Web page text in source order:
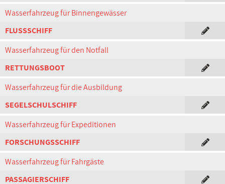
Wasserfahrzeug für Binnengewässer
FLUSSSCHIFF
Wasserfahrzeug für den Notfall
RETTUNGSBOOT
Wasserfahrzeug für die Ausbildung
SEGELSCHULSCHIFF
Wasserfahrzeug für Expeditionen
FORSCHUNGSSCHIFF
Wasserfahrzeug für Fahrgäste
PASSAGIERSCHIFF